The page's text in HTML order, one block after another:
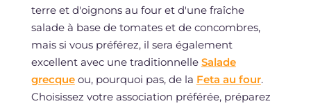
terre et d'oignons au four et d'une fraîche
salade à base de tomates et de concombres,
mais si vous préférez, il sera également
excellent avec une traditionnelle Salade
grecqueou, pourquoi pas, de la Feta au four.
Choisissez votre association préférée, préparez